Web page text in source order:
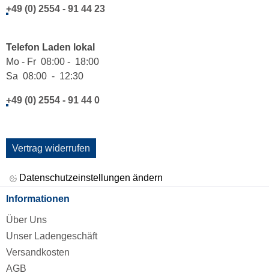
+49 (0) 2554 - 91 44 23
Telefon Laden lokal
Mo - Fr 08:00 - 18:00
Sa 08:00 - 12:30
+49 (0) 2554 - 91 44 0
Vertrag widerrufen
Datenschutzeinstellungen ändern
Informationen
Über Uns
Unser Ladengeschäft
Versandkosten
AGB